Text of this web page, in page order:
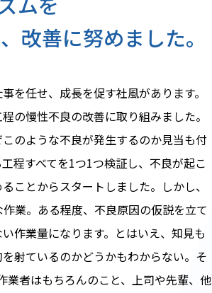
改善に努めました。
を任せ、成長を促す社風があります。
の慢性不良の改善に取り組みました。
のような不良が発生するのか見当も付
程すべてを1つ1つ検証し、不良が起こ
ことからスタートしました。しかし、
業。ある程度、不良原因の仮説を立て
作業量になります。とはいえ、知見も
射ているのかどうかもわからない。そ
業者はもちろんのこと、上司や先輩、他